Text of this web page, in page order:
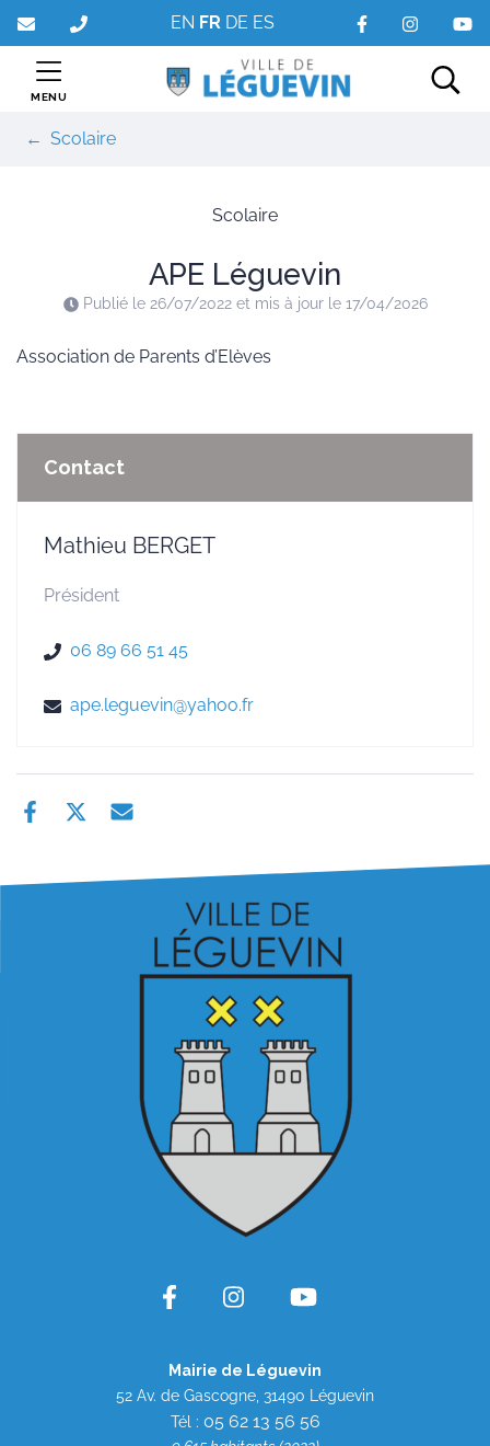
Aller
au
contenu
EN FR DE ES
MENU
Scolaire
Scolaire
APE Léguevin
Publié le 26/07/2022et mis à jour le 17/04/2026
Association de Parents d’Elèves
Contact
Mathieu BERGET
Président
06 89 66 51 45
ape.leguevin@yahoo.fr
Mairie de Léguevin
52 Av. de Gascogne, 31490 Léguevin
Tél : 05 62 13 56 56